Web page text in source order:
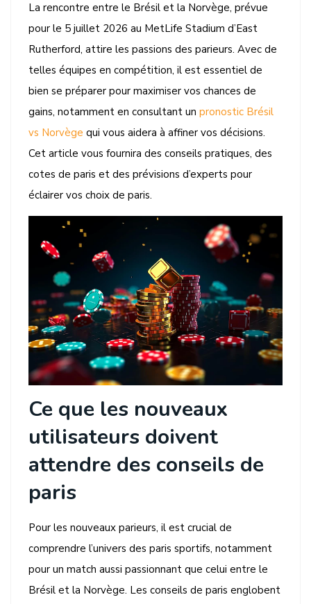
La rencontre entre le Brésil et la Norvège, prévue
pour le 5 juillet 2026 au MetLife Stadium d’East
Rutherford, attire les passions des parieurs. Avec de
telles équipes en compétition, il est essentiel de
bien se préparer pour maximiser vos chances de
gains, notamment en consultant un pronostic Brésil
vs Norvège qui vous aidera à affiner vos décisions.
Cet article vous fournira des conseils pratiques, des
cotes de paris et des prévisions d’experts pour
éclairer vos choix de paris.
Ce que les nouveaux
utilisateurs doivent
attendre des conseils de
paris
Pour les nouveaux parieurs, il est crucial de
comprendre l’univers des paris sportifs, notamment
pour un match aussi passionnant que celui entre le
Brésil et la Norvège. Les conseils de paris englobent